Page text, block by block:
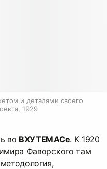
и деталями своего
1929
во ВХУТЕМАСе. К 1920
Фаворского там